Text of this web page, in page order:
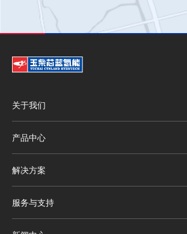
关于我们
产品中心
解决方案
服务与支持